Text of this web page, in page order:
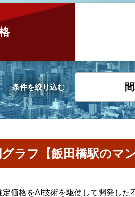
条件を絞り込む
ラフ【飯田橋駅のマン
価格をAI技術を駆使して開発し